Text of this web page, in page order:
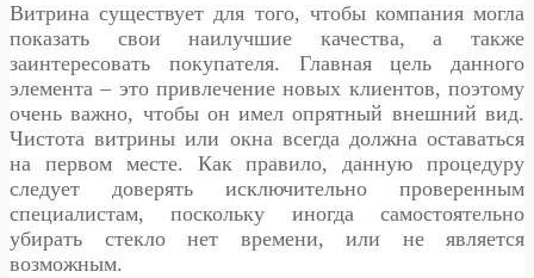
Витрина существует для того, чтобы компания могла
показать свои наилучшие качества, а также
заинтересовать покупателя. Главная цель данного
элемента – это привлечение новых клиентов, поэтому
очень важно, чтобы он имел опрятный внешний вид.
Чистота витрины или окна всегда должна оставаться
на первом месте. Как правило, данную процедуру
следует доверять исключительно проверенным
специалистам, поскольку иногда самостоятельно
убирать стекло нет времени, или не является
возможным.